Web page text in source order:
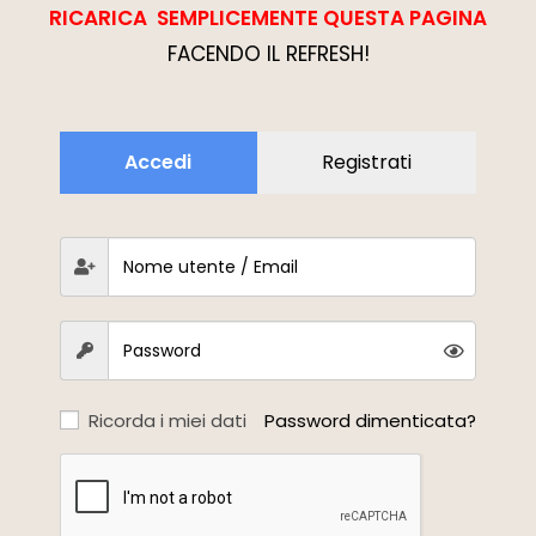
RICARICA SEMPLICEMENTE QUESTA PAGINA
FACENDO IL REFRESH!
Accedi Registrati
Ricorda i miei dati Password dimenticata?